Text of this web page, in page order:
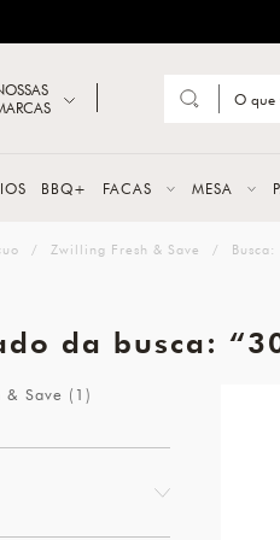
BBQ+ FACAS MESA
Zwilling Fresh & Save
da busca:
& Save (1)